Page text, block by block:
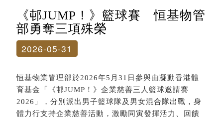
《邨JUMP！》籃球賽 恒基物管
部勇奪三項殊榮
2026-05-31
恒基物業管理部於2026年5月31日參與由凝動香港體
育基金「《邨JUMP！》企業慈善三人籃球邀請賽
2026」，分別派出男子籃球隊及男女混合隊出戰，身
體力行支持企業慈善活動，激勵同寅發揮活力、回饋